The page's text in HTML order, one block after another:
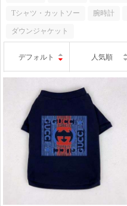
Tシャツ・カットソー 腕時計
ダウンジャケット
デフォルト 人気順